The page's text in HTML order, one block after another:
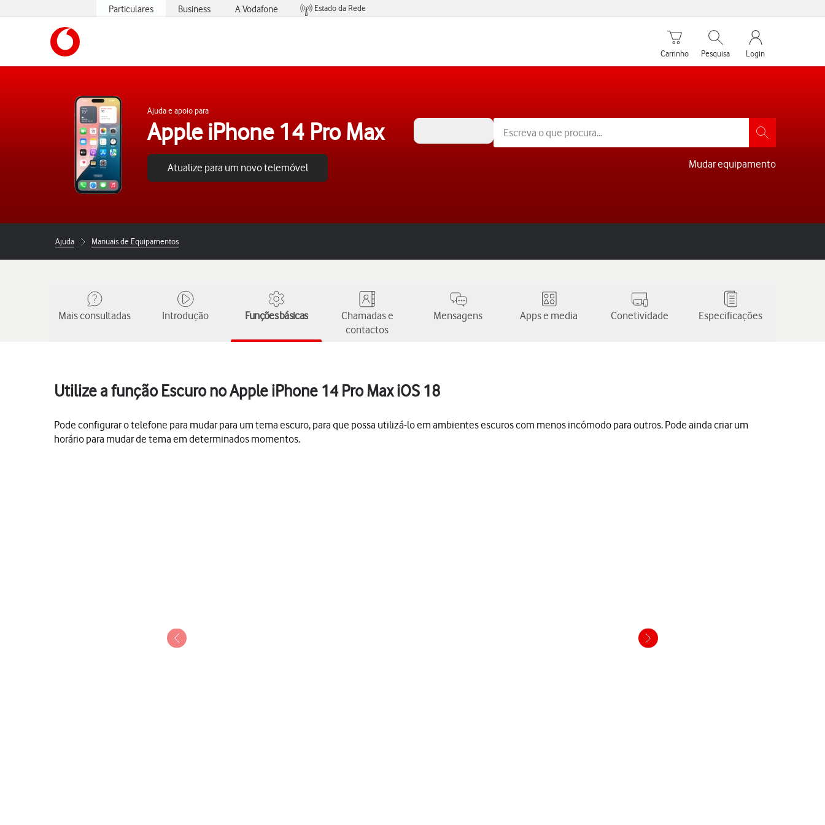
Particulares Business A Vodafone
Estado da Rede
Carrinho de compras
Carrinho
Pesquisar
Pesquisa
My Vodafone
Login
Ajuda e apoio para
Apple iPhone 14 Pro Max
Atualize para um novo telemóvel Mudar equipamento
Ajuda Manuais de Equipamentos
Mais consultadas Introdução Funções básicas
Chamadas e
contactos
Mensagens Apps e media Conetividade Especificações
Utilize a função Escuro no Apple iPhone 14 Pro Max iOS 18
Pode configurar o telefone para mudar para um tema escuro, para que possa utilizá-lo em ambientes escuros com menos incómodo para outros. Pode ainda criar um
horário para mudar de tema em determinados momentos.